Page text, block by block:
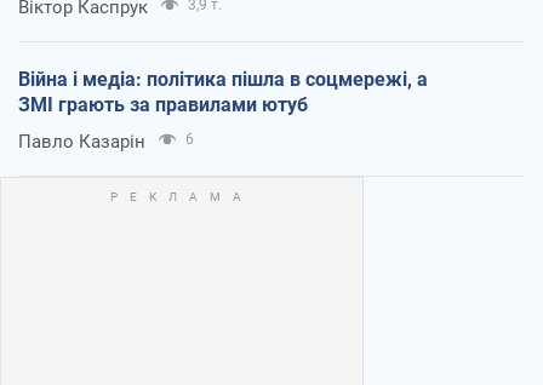
Віктор Каспрук 3,9 т.
Війна і медіа: політика пішла в соцмережі, а
ЗМІ грають за правилами ютуб
Павло Казарін 6